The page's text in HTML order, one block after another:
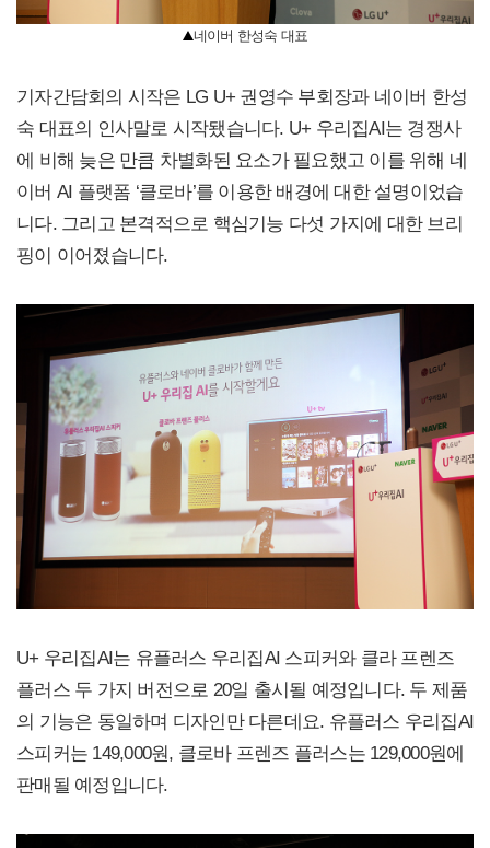
네이버 한성숙 대표
기자간담회의 시작은 LG U+ 권영수 부회장과 네이버 한성
숙 대표의 인사말로 시작됐습니다. U+ 우리집AI는 경쟁사
에 비해 늦은 만큼 차별화된 요소가 필요했고 이를 위해 네
이버 AI 플랫폼 ‘클로바’를 이용한 배경에 대한 설명이었습
니다. 그리고 본격적으로 핵심기능 다섯 가지에 대한 브리
핑이 이어졌습니다.
U+ 우리집AI는 유플러스 우리집AI 스피커와 클라 프렌즈
플러스 두 가지 버전으로 20일 출시될 예정입니다. 두 제품
의 기능은 동일하며 디자인만 다른데요. 유플러스 우리집AI
스피커는 149,000원, 클로바 프렌즈 플러스는 129,000원에
판매될 예정입니다.